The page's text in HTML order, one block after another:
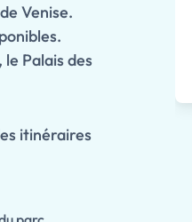
Venise.
Palais des
itinéraires